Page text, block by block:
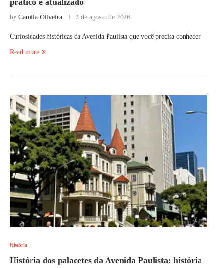
prático e atualizado
by Camila Oliveira 3 de agosto de 2026
Curiosidades históricas da Avenida Paulista que você precisa conhecer.
Read more
História
História dos palacetes da Avenida Paulista: história